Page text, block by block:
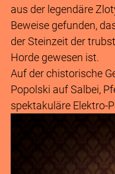
aus der legendäre
Beweise gefunden,
der Steinzeit der
Horde gewesen ist.
Auf der chistorische
Popolski auf Salbei,
spektakuläre Elektro-